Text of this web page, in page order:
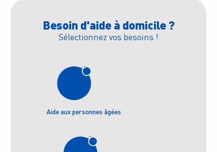
Besoin d'aide à domicile ?
Sélectionnez vos besoins !
Aide aux personnes âgées